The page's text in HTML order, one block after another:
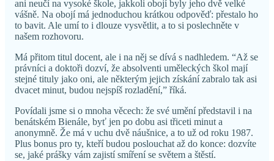
ani neučí na vysoké škole, jakkoli obojí byly jeho dvě velké
vášně. Na obojí má jednoduchou krátkou odpověď: přestalo ho
to bavit. Ale umí to i dlouze vysvětlit, a to si poslechněte v
našem rozhovoru.
Má přitom titul docent, ale i na něj se dívá s nadhledem. “Až se
právníci a doktoři dozví, že absolventi uměleckých škol mají
stejné tituly jako oni, ale některým jejich získání zabralo tak asi
dvacet minut, budou nejspíš rozladění,” říká.
Povídali jsme si o mnoha věcech: že své umění představil i na
benátském Bienále, byť jen po dobu asi třiceti minut a
anonymně. Že má v uchu dvě náušnice, a to už od roku 1987.
Plus bonus pro ty, kteří budou poslouchat až do konce: dozvíte
se, jaké prášky vám zajistí smíření se světem a štěstí.